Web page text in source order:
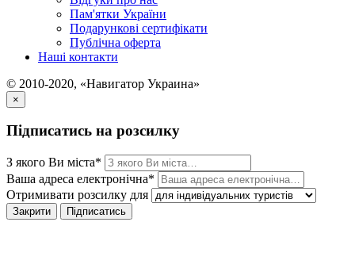
Пам'ятки України
Подарункові сертифікати
Публічна оферта
Наші контакти
© 2010-2020, «Навигатор Украина»
×
Підписатись на розсилку
З якого Ви міста*
Ваша адреса електронічна*
Отримивати розсилку для
Закрити Підписатись